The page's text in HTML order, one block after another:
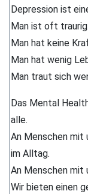
Depression ist
Man ist oft traurig.
Man hat keine
Man hat wenig
Man traut sich
Das Mental
alle.
An Menschen mit
im Alltag.
An Menschen mit
Wir bieten einen